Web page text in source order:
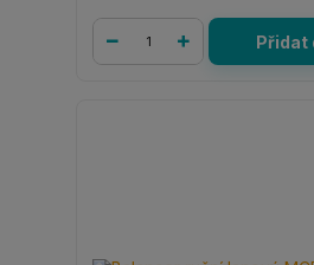
Přidat